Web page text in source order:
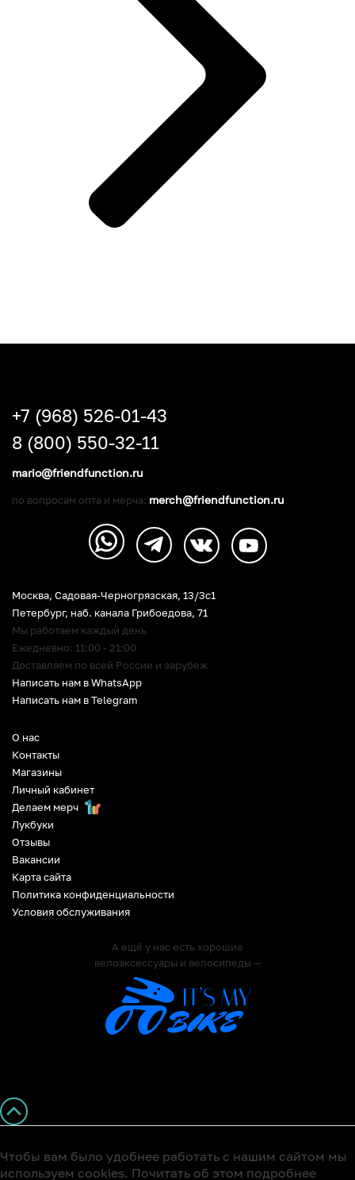
О нас
Контакты
Магазины
Личный кабинет
Делаем мерч
Лукбуки
Отзывы
Вакансии
Карта сайта
Политика конфиденциальности
Условия обслуживания
А ещё у нас есть хорошие
велоаксессуары и велосипеды —
Москва, Садовая-Черногрязская, 13/3c1
Петербург, наб. канала Грибоедова, 71
Мы работаем каждый день
Ежедневно: 11:00 - 21:00
Доставляем по всей России и зарубеж
Написать нам в WhatsApp
Написать нам в Telegram
+7 (968) 526-01-43
8 (800) 550-32-11
mario@friendfunction.ru
по вопросам опта и мерча: merch@friendfunction.ru
Чтобы вам было удобнее работать с нашим сайтом мы
используем cookies. Почитать об этом подробнее